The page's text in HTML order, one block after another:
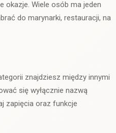
okazje. Wiele osób ma jeden
do marynarki, restauracji, na
znajdziesz między innymi
się wyłącznie nazwą
zapięcia oraz funkcje